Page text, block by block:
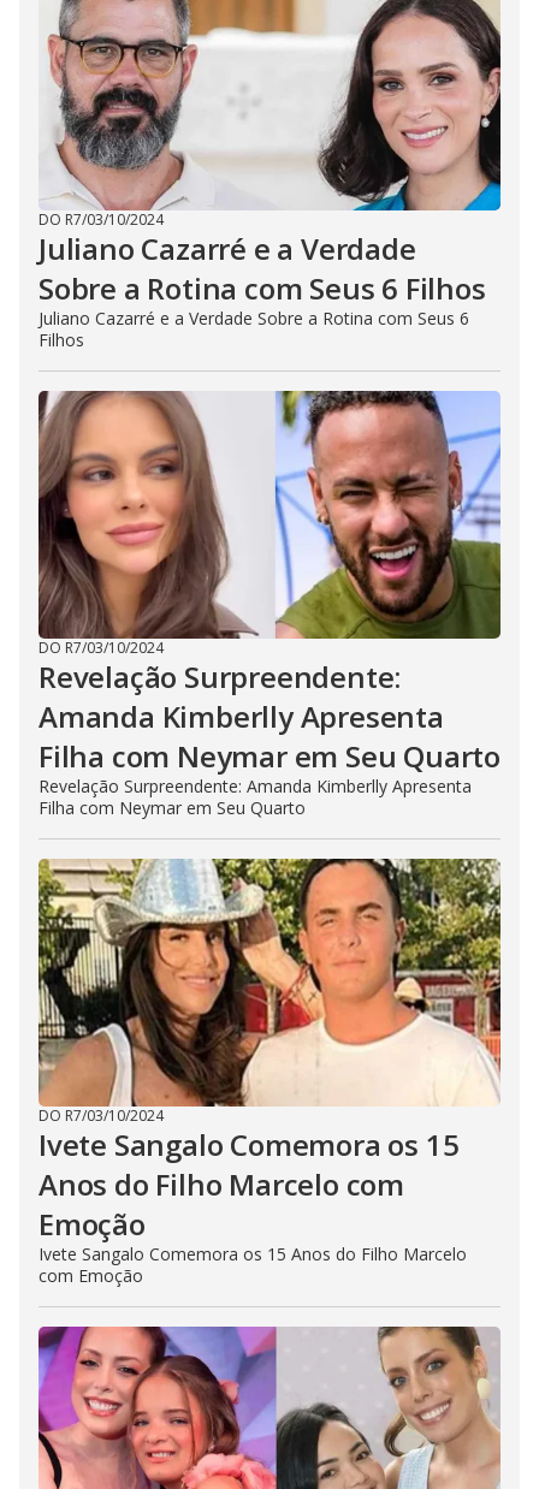
DO R7/03/10/2024
Juliano Cazarré e a Verdade
Sobre a Rotina com Seus 6 Filhos
Juliano Cazarré e a Verdade Sobre a Rotina com Seus 6
Filhos
DO R7/03/10/2024
Revelação Surpreendente:
Amanda Kimberlly Apresenta
Filha com Neymar em Seu Quarto
Revelação Surpreendente: Amanda Kimberlly Apresenta
Filha com Neymar em Seu Quarto
DO R7/03/10/2024
Ivete Sangalo Comemora os 15
Anos do Filho Marcelo com
Emoção
Ivete Sangalo Comemora os 15 Anos do Filho Marcelo
com Emoção